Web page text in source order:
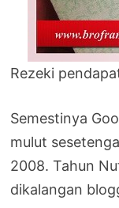
Rezeki
Semestinya
mulut
2008. Tahun
dikalangan